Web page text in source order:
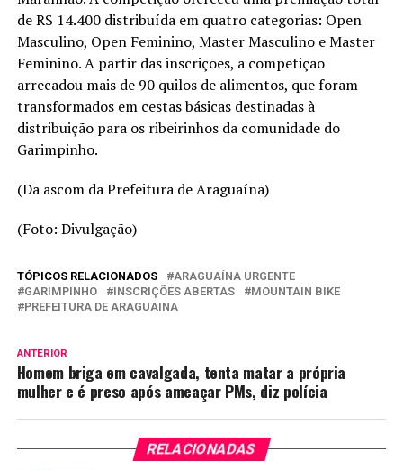
de R$ 14.400 distribuída em quatro categorias: Open
Masculino, Open Feminino, Master Masculino e Master
Feminino. A partir das inscrições, a competição
arrecadou mais de 90 quilos de alimentos, que foram
transformados em cestas básicas destinadas à
distribuição para os ribeirinhos da comunidade do
Garimpinho.
(Da ascom da Prefeitura de Araguaína)
(Foto: Divulgação)
TÓPICOS RELACIONADOS
ARAGUAÍNA URGENTE
GARIMPINHO
INSCRIÇÕES ABERTAS
MOUNTAIN BIKE
PREFEITURA DE ARAGUAINA
ANTERIOR
Homem briga em cavalgada, tenta matar a própria
mulher e é preso após ameaçar PMs, diz polícia
RELACIONADAS